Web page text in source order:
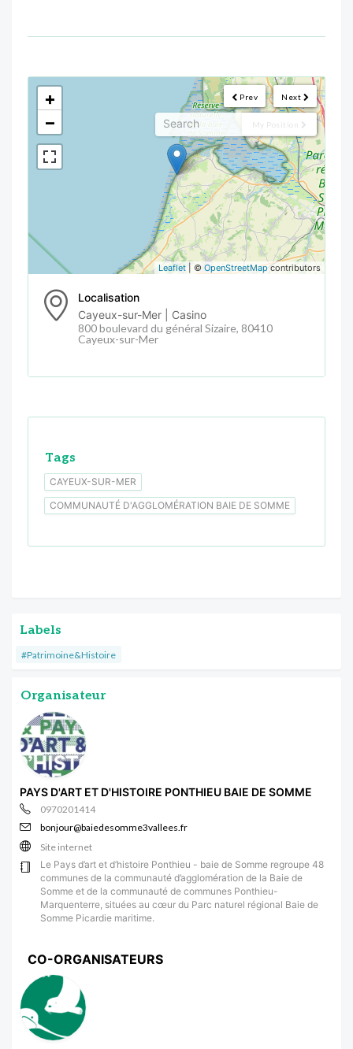
Next
Prev
My Position
<!---->
+
−
Leaflet | © OpenStreetMapcontributors
Localisation
Cayeux-sur-Mer | Casino
800 boulevard du général Sizaire, 80410
Cayeux-sur-Mer
Tags
CAYEUX-SUR-MER
COMMUNAUTÉ D'AGGLOMÉRATION BAIE DE SOMME
Labels
#Patrimoine&Histoire
Organisateur
PAYS D'ART ET D'HISTOIRE PONTHIEU BAIE DE SOMME
0970201414
bonjour@baiedesomme3vallees.fr
Site internet
Le Pays d’art et d’histoire Ponthieu - baie de Somme regroupe 48
communes de la communauté d’agglomération de la Baie de
Somme et de la communauté de communes Ponthieu-
Marquenterre, situées au cœur du Parc naturel régional Baie de
Somme Picardie maritime.
CO-ORGANISATEURS